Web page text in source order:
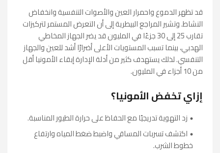
قد تظهر الدموع واحمرار العين والأصوات التنفسية وانخفاض
النشاط. وتشير المراجع البيطرية إلى أن التعرض المستمر لتركيزات
تقارب 25 إلى 30 جزءًا في المليون قد يضر الجهاز المخاطي
الهدبي، بينما تسبب المستويات الأعلى أضرارًا أشد للعين والجهاز
التنفسي. لذلك يستهدف كثير من أدلة الإدارة إبقاء الأمونيا أقل
من 10 أجزاء في المليون.
إزاي تخفض الأمونيا؟
زد التهوية تدريجيًا مع الحفاظ على حرارة الطيور المناسبة.
اكتشف تسربات المساقي واضبط ضغط المياه وارتفاع
خطوط الشرب.